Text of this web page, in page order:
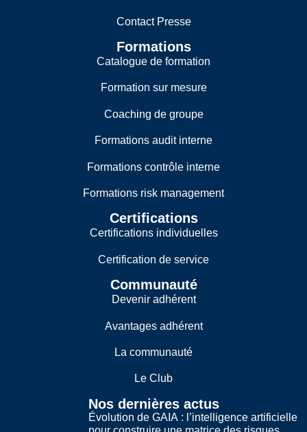
Contact Presse
Formations
Catalogue de formation
Formation sur mesure
Coaching de groupe
Formations audit interne
Formations contrôle interne
Formations risk management
Certifications
Certifications individuelles
Certification de service
Communauté
Devenir adhérent
Avantages adhérent
La communauté
Le Club
Nos dernières actus
Évolution de GAIA : l’intelligence artificielle